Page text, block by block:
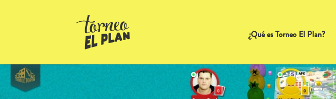
¿Qué es Torneo El Plan?